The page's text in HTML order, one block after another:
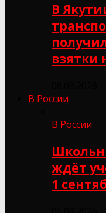
В
взятки
В России
В России
ждёт
1